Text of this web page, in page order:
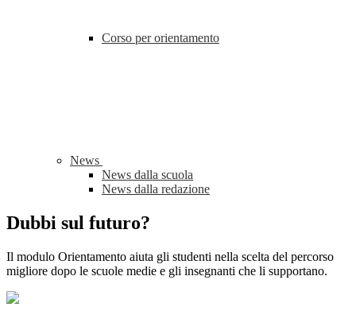
Corso per orientamento
News
News dalla scuola
News dalla redazione
Dubbi sul futuro?
Il modulo Orientamento aiuta gli studenti nella scelta del percorso
migliore dopo le scuole medie e gli insegnanti che li supportano.